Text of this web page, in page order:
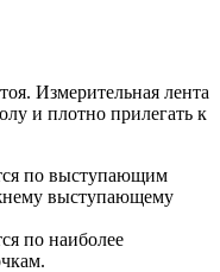
Измерительная лента
и плотно прилегать к
по выступающим
выступающему
по наиболее